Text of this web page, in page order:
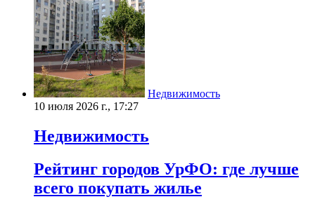
Недвижимость
10 июля 2026 г., 17:27
Недвижимость
Рейтинг городов УрФО: где лучше
всего покупать жилье